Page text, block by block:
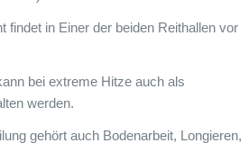
findet in Einer der beiden Reithallen vor
bei extreme Hitze auch als
werden.
gehört auch Bodenarbeit, Longieren,